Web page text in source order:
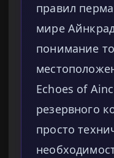
правил
мире
понимание
Echoes of
резервного
просто